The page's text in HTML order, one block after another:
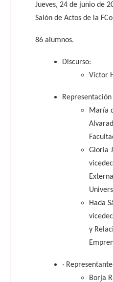
Jueves, 24 de junio de
Salón de Actos de la
86 alumnos.
Discurso:
Víctor
María
Gloria
Hada
y
·
Borja